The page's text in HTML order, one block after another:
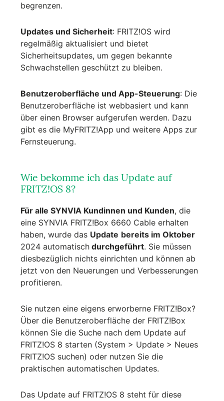
begrenzen.
Updates und Sicherheit: FRITZ!OS wird
regelmäßig aktualisiert und bietet
Sicherheitsupdates, um gegen bekannte
Schwachstellen geschützt zu bleiben.
Benutzeroberfläche und App-Steuerung: Die
Benutzeroberfläche ist webbasiert und kann
über einen Browser aufgerufen werden. Dazu
gibt es die MyFRITZ!App und weitere Apps zur
Fernsteuerung.
Wie bekomme ich das Update auf
FRITZ!OS 8?
Für alle SYNVIA Kundinnen und Kunden, die
eine SYNVIA FRITZ!Box 6660 Cable erhalten
haben, wurde das Update bereits im Oktober
2024 automatisch durchgeführt. Sie müssen
diesbezüglich nichts einrichten und können ab
jetzt von den Neuerungen und Verbesserungen
profitieren.
Sie nutzen eine eigens erworberne FRITZ!Box?
Über die Benutzeroberfläche der FRITZ!Box
können Sie die Suche nach dem Update auf
FRITZ!OS 8 starten (System > Update > Neues
FRITZ!OS suchen) oder nutzen Sie die
praktischen automatischen Updates.
Das Update auf FRITZ!OS 8 steht für diese